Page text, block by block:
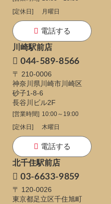
[定休日]
月曜日
電話する
川崎駅前店
044-589-8566
〒 210-0006
神奈川県川崎市川崎区
砂子1-8-6
長谷川ビル2F
[営業時間] 10:00～19:00
[定休日]
木曜日
電話する
北千住駅前店
03-6633-9859
〒 120-0026
東京都足立区千住旭町